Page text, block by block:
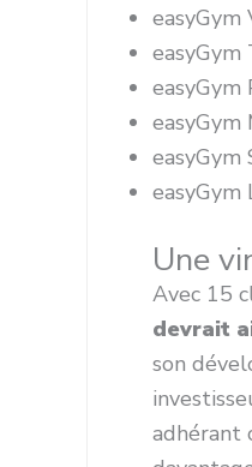
easyGym
easyGym
easyGym
easyGym
easyGym
Une
Avec 15
devrait
son
adhérant